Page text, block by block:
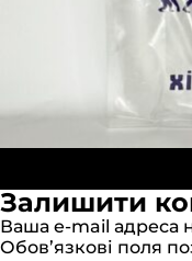
Залишити
Ваша e-mail адреса
Обов’язкові поля